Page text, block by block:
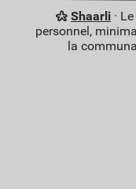
Shaarli·
personnel,
la